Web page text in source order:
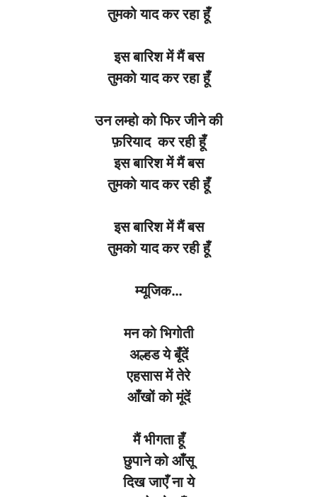
तुमको याद कर रहा हूँ
इस बारिश में मैं बस
तुमको याद कर रहा हूँ
उन लम्हो को फिर जीने की
फ़रियाद कर रही हूँ
इस बारिश में मैं बस
तुमको याद कर रही हूँ
इस बारिश में मैं बस
तुमको याद कर रही हूँ
म्यूजिक…
मन को भिगोती
अल्हड ये बूँदें
एहसास में तेरे
आँखों को मूंदें
मैं भीगता हूँ
छुपाने को आँसू
दिख जाएँ ना ये